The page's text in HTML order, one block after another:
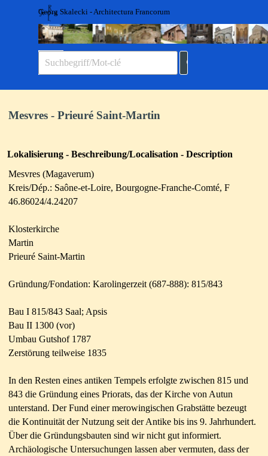
Direkt zum Seiteninhalt
Georg Skalecki - Architectura Francorum
Mesvres - Prieuré Saint-Martin
Lokalisierung - Beschreibung/Localisation - Description
Mesvres (Magaverum)
Kreis/Dép.: Saône-et-Loire, Bourgogne-Franche-Comté, F
46.86024/4.24207
Klosterkirche
Martin
Prieuré Saint-Martin
Gründung/Fondation: Karolingerzeit (687-888): 815/843
Bau I 815/843 Saal; Apsis
Bau II 1300 (vor)
Umbau Gutshof 1787
Zerstörung teilweise 1835
In den Resten eines antiken Tempels erfolgte zwischen 815 und
843 die Gründung eines Priorats, das der Kirche von Autun
unterstand. Der Fund einer merowingischen Grabstätte bezeugt
die Kontinuität der Nutzung seit der Antike bis ins 9. Jahrhundert.
Über die Gründungsbauten sind wir nicht gut informiert.
Archäologische Untersuchungen lassen aber vermuten, dass der